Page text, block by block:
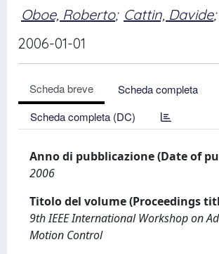
Oboe, Roberto; Cattin, Davide;
2006-01-01
Scheda breve
Scheda completa
Scheda completa (DC)
Anno di pubblicazione (Date of
2006
Titolo del volume (Proceedings
9th IEEE International Workshop on
Motion Control